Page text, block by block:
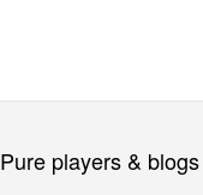
Pure players & blogs